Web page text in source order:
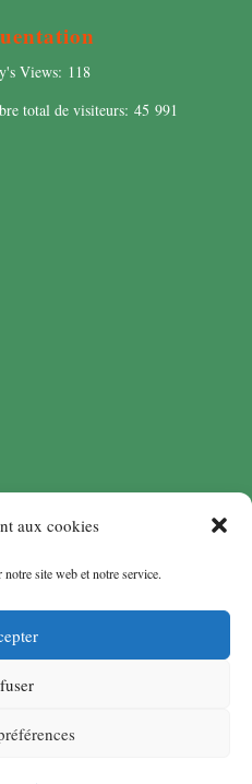
aux cookies
site web et notre service.
Views: 118
total de visiteurs: 45 991